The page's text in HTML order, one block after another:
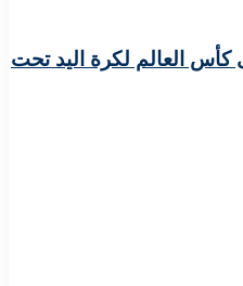
كأس العالم لكرة اليد تحت